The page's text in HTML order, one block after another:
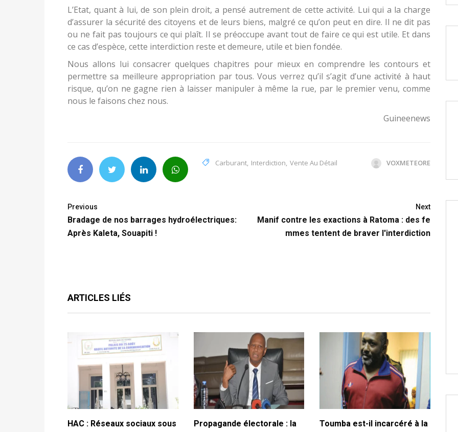
L’Etat, quant à lui, de son plein droit, a pensé autrement de cette activité. Lui qui a la charge
d’assurer la sécurité des citoyens et de leurs biens, malgré ce qu’on peut en dire. Il ne dit pas
ou ne fait pas toujours ce qui plaît. Il se préoccupe avant tout de faire ce qui est utile. Et dans
ce cas d’espèce, cette interdiction reste et demeure, utile et bien fondée.
Nous allons lui consacrer quelques chapitres pour mieux en comprendre les contours et
permettre sa meilleure appropriation par tous. Vous verrez qu’il s’agit d’une activité à haut
risque, qu’on ne gagne rien à laisser manipuler à même la rue, par le premier venu, comme
nous le faisons chez nous.
Guineenews
Carburant Interdiction Vente Au Détail VOXMETEORE
Previous
Bradage de nos barrages hydroélectriques:
Après Kaleta, Souapiti !
Next
Manif contre les exactions à Ratoma : des fe
mmes tentent de braver l'interdiction
ARTICLES LIÉS
HAC : Réseaux sociaux sous
Propagande électorale : la
Toumba est-il incarcéré à la